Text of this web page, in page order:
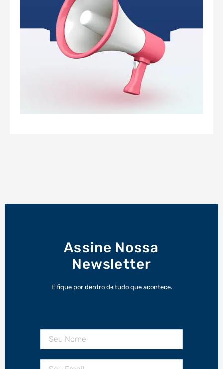
Assine Nossa
Newsletter
E fique por dentro de tudo que acontece.